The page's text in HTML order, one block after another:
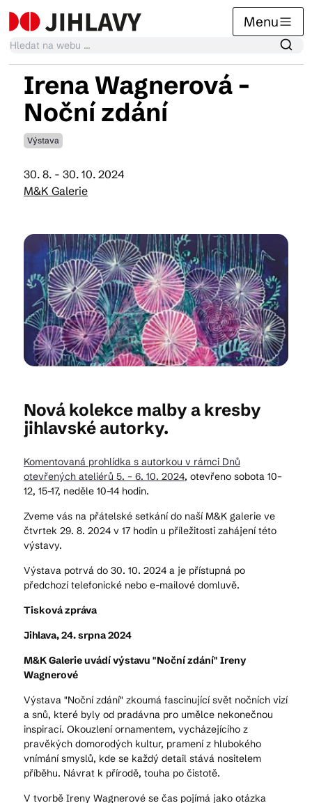
Menu
Kalendář akcí
Tradiční akce
Články
Suvenýry
Praktické info
Kam vyrazit
CS EN DE
Irena Wagnerová -
Noční zdání
Výstava
30. 8. - 30. 10. 2024
M&K Galerie
Nová kolekce malby a kresby
jihlavské autorky.
Komentovaná prohlídka s autorkou v rámci Dnů
otevřených ateliérů 5. – 6. 10. 2024, otevřeno sobota 10–
12, 15–17, neděle 10–14 hodin.
Zveme vás na přátelské setkání do naší M&K galerie ve
čtvrtek 29. 8. 2024 v 17 hodin u příležitosti zahájení této
výstavy.
Výstava potrvá do 30. 10. 2024 a je přístupná po
předchozí telefonické nebo e-mailové domluvě.
Tisková zpráva
Jihlava, 24. srpna 2024
M&K Galerie uvádí výstavu "Noční zdání" Ireny
Wagnerové
Výstava "Noční zdání" zkoumá fascinující svět nočních vizí
a snů, které byly od pradávna pro umělce nekonečnou
inspirací. Okouzlení ornamentem, vycházejícího z
pravěkých domorodých kultur, pramení z hlubokého
vnímání smyslů, kde se každý detail stává nositelem
příběhu. Návrat k přírodě, touha po čistotě.
V tvorbě Ireny Wagnerové se čas pojímá jako otázka